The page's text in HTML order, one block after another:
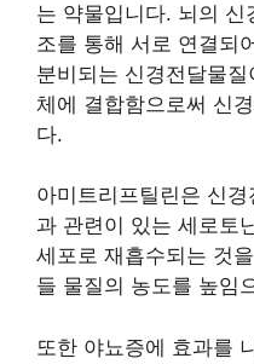
는 약물입니다. 뇌의
조를 통해 서로 연결되
분비되는 신경전달물
체에 결합함으로써 신
다.
아미트리프틸린은 신
과 관련이 있는 세로토
세포로 재흡수되는 것
들 물질의 농도를 높임
또한 야뇨증에 효과를